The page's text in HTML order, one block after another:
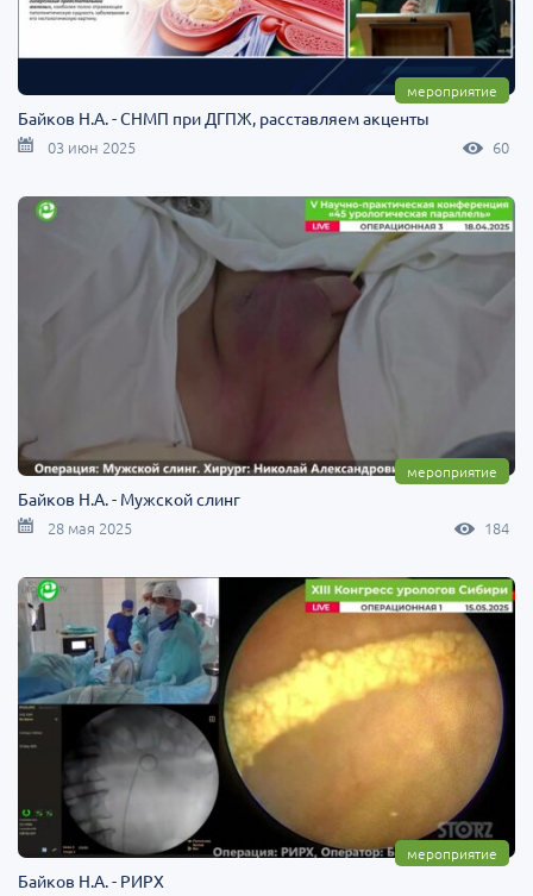
мероприятие
Байков Н.А. - СНМП при ДГПЖ, расставляем акценты
03 июн 2025 60
мероприятие
Байков Н.А. - Мужской слинг
28 мая 2025 184
мероприятие
Байков Н.А. - РИРХ